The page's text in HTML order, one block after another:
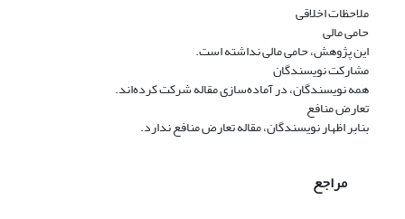
ملاحظات اخلاقی
حامی مالی
این پژوهش، حامی مالی نداشته است.
مشارکت نویسندگان
همه نویسندگان، در آماده‌سازی مقاله شرکت کرده‌اند.
تعارض منافع
بنابر اظهار نویسندگان، مقاله تعارض منافع ندارد.
مراجع